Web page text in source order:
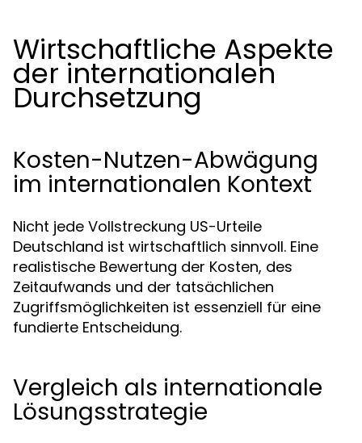
Wirtschaftliche Aspekte
der internationalen
Durchsetzung
Kosten-Nutzen-Abwägung
im internationalen Kontext
Nicht jede Vollstreckung US-Urteile
Deutschland ist wirtschaftlich sinnvoll. Eine
realistische Bewertung der Kosten, des
Zeitaufwands und der tatsächlichen
Zugriffsmöglichkeiten ist essenziell für eine
fundierte Entscheidung.
Vergleich als internationale
Lösungsstrategie